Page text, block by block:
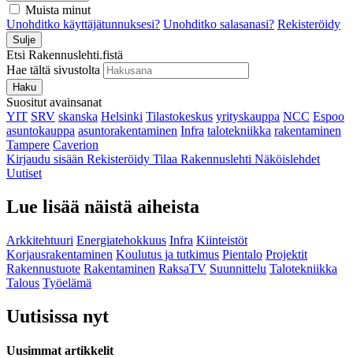
Muista minut
Unohditko käyttäjätunnuksesi? Unohditko salasanasi? Rekisteröidy
Sulje
Etsi Rakennuslehti.fistä
Hae tältä sivustolta
Haku
Suositut avainsanat
YIT SRV skanska Helsinki Tilastokeskus yrityskauppa NCC Espoo
asuntokauppa asuntorakentaminen Infra talotekniikka rakentaminen
Tampere Caverion
Kirjaudu sisään Rekisteröidy Tilaa Rakennuslehti Näköislehdet
Uutiset
Lue lisää näistä aiheista
Arkkitehtuuri Energiatehokkuus Infra Kiinteistöt
Korjausrakentaminen Koulutus ja tutkimus Pientalo Projektit
Rakennustuote Rakentaminen RaksaTV Suunnittelu Talotekniikka
Talous Työelämä
Uutisissa nyt
Uusimmat artikkelit